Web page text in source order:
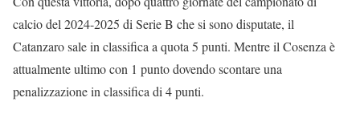
calcio del 2024-2025 di Serie B che si sono disputate, il
Catanzaro sale in classifica a quota 5 punti. Mentre il Cosenza è
attualmente ultimo con 1 punto dovendo scontare una
penalizzazione in classifica di 4 punti.